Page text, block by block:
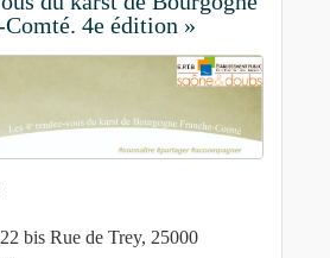
Comté. 4e édition »
bis Rue de Trey, 25000